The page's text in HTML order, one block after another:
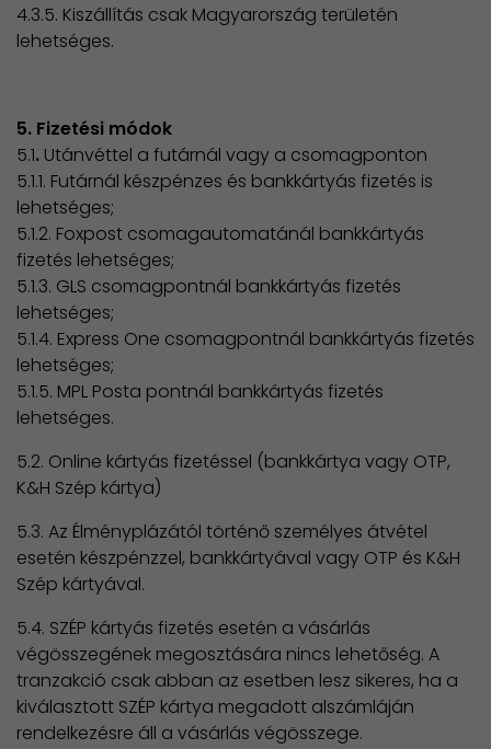
4.3.5. Kiszállítás csak Magyarország területén
lehetséges.
5. Fizetési módok
5.1. Utánvéttel a futárnál vagy a csomagponton
5.1.1. Futárnál készpénzes és bankkártyás fizetés is
lehetséges;
5.1.2. Foxpost csomagautomatánál bankkártyás
fizetés lehetséges;
5.1.3. GLS csomagpontnál bankkártyás fizetés
lehetséges;
5.1.4. Express One csomagpontnál bankkártyás fizetés
lehetséges;
5.1.5. MPL Posta pontnál bankkártyás fizetés
lehetséges.
5.2. Online kártyás fizetéssel (bankkártya vagy OTP,
K&H Szép kártya)
5.3. Az Élményplázától történő személyes átvétel
esetén készpénzzel, bankkártyával vagy OTP és K&H
Szép kártyával.
5.4. SZÉP kártyás fizetés esetén a vásárlás
végösszegének megosztására nincs lehetőség. A
tranzakció csak abban az esetben lesz sikeres, ha a
kiválasztott SZÉP kártya megadott alszámláján
rendelkezésre áll a vásárlás végösszege.